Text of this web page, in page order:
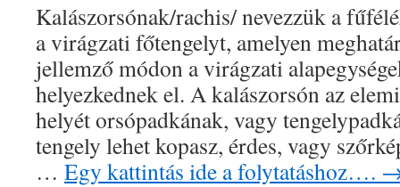
Kalászorsónak/rachis/ nevezzük a
a virágzati főtengelyt, amelyen
jellemző módon a virágzati
helyezkednek el. A kalászorsón az
helyét orsópadkának, vagy
tengely lehet kopasz, érdes, vagy
… Egy kattintás ide a folytatáshoz….